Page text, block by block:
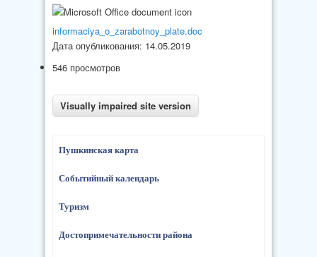
informaciya_o_zarabotnoy_plate.doc
Дата опубликования: 14.05.2019
546 просмотров
Пушкинская карта
Событийный календарь
Туризм
Достопримечательности района